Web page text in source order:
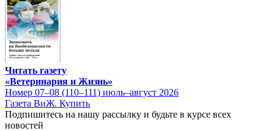
Читать газету
«Ветеринария и Жизнь»
Номер 07–08 (110–111) июль–август 2026
Газета ВиЖ. Купить
Подпишитесь на нашу рассылку и будьте в курсе всех
новостей